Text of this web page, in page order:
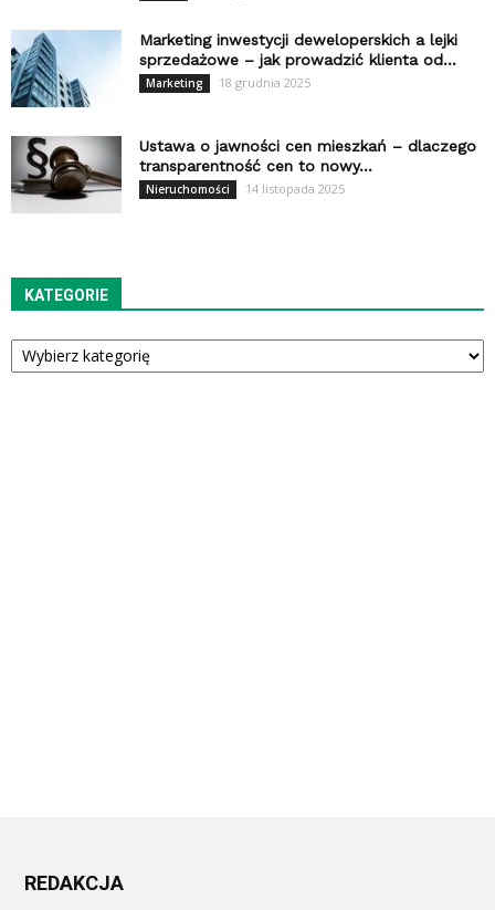
Marketing inwestycji deweloperskich a lejki
sprzedażowe – jak prowadzić klienta od...
Marketing 18 grudnia 2025
Ustawa o jawności cen mieszkań – dlaczego
transparentność cen to nowy...
Nieruchomości 14 listopada 2025
KATEGORIE
Kategorie
REDAKCJA